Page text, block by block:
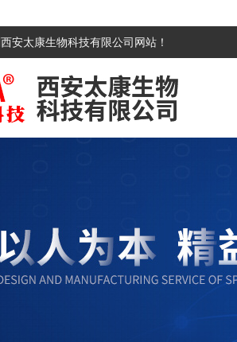
西安太康生物科技有限公司 网站！